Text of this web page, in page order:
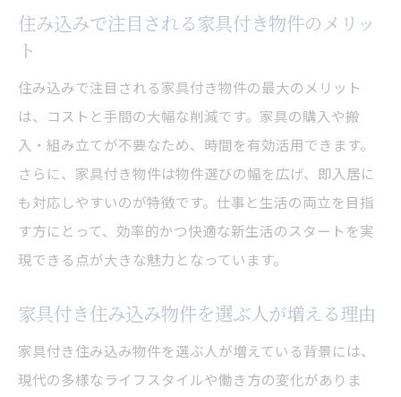
住み込みで注目される家具付き物件のメリッ
ト
住み込みで注目される家具付き物件の最大のメリット
は、コストと手間の大幅な削減です。家具の購入や搬
入・組み立てが不要なため、時間を有効活用できます。
さらに、家具付き物件は物件選びの幅を広げ、即入居に
も対応しやすいのが特徴です。仕事と生活の両立を目指
す方にとって、効率的かつ快適な新生活のスタートを実
現できる点が大きな魅力となっています。
家具付き住み込み物件を選ぶ人が増える理由
家具付き住み込み物件を選ぶ人が増えている背景には、
現代の多様なライフスタイルや働き方の変化がありま